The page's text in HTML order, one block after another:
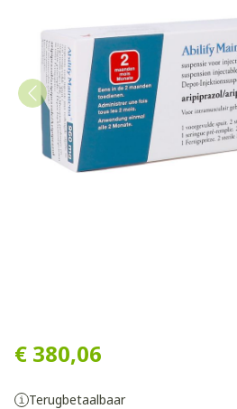
€ 380,06
Terugbetaalbaar